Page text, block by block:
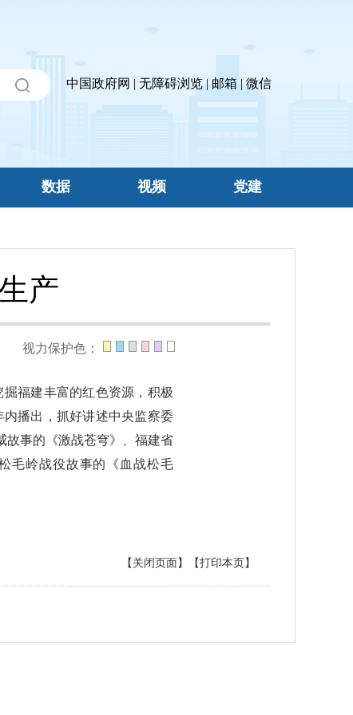
中国政府网 | 无障碍浏览|邮箱 |微信
数据 视频 党建
产
视力保护色：
福建丰富的红色资源，积极
播出，抓好讲述中央监察委
故事的《激战苍穹》、福建省
毛岭战役故事的《血战松毛
【打印本页】
【关闭页面】